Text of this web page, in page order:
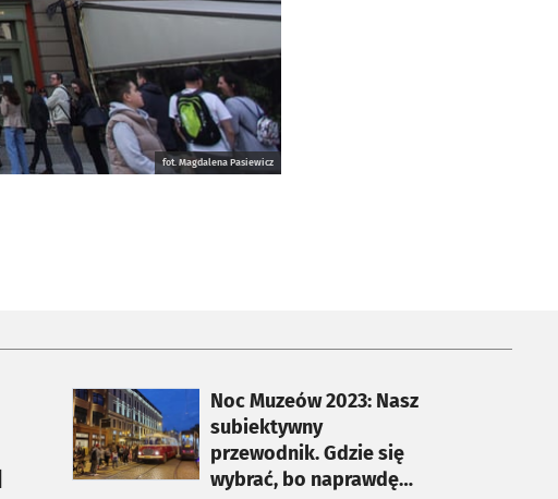
fot. Magdalena Pasiewicz
Noc Muzeów 2023: Nasz
subiektywny
przewodnik. Gdzie się
wybrać, bo naprawdę
otworzy się w nowej karcie